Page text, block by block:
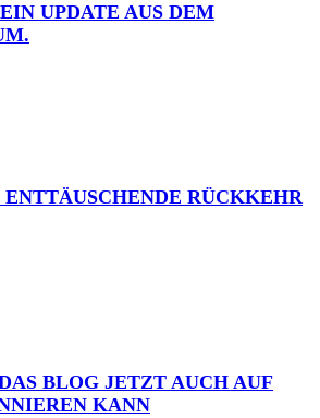
UPDATE AUS DEM
RÜCKKEHR
BLOG JETZT AUCH AUF
KANN